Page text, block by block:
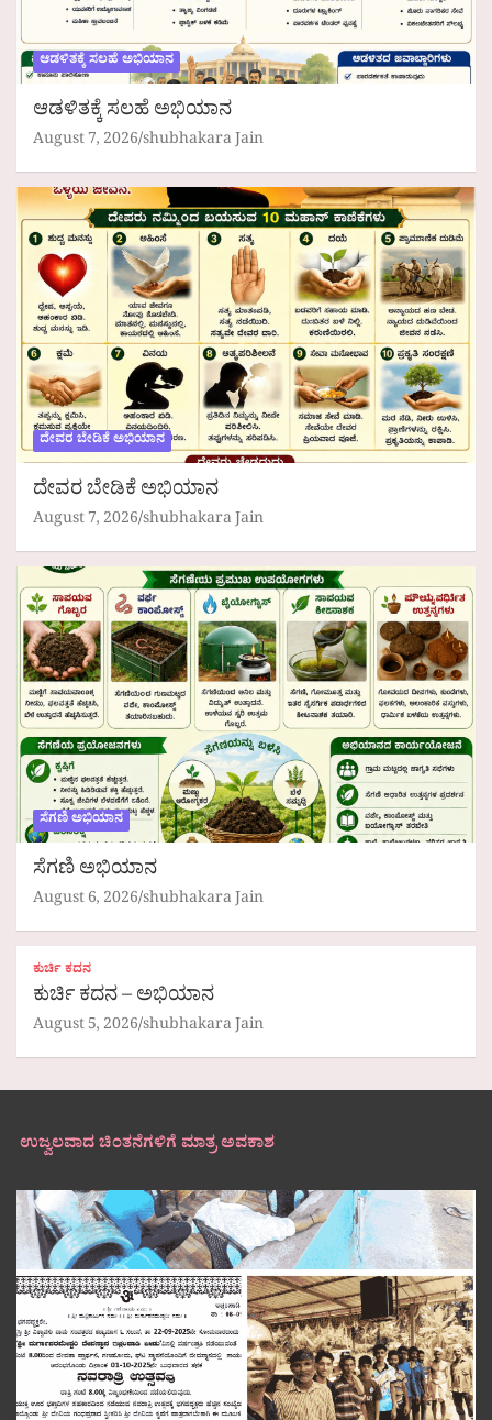
ಆಡಳಿತಕ್ಕೆ ಸಲಹೆ ಅಭಿಯಾನ
ಆಡಳಿತಕ್ಕೆ ಸಲಹೆ ಅಭಿಯಾನ
August 7, 2026 shubhakara Jain
ದೇವರ ಬೇಡಿಕೆ ಅಭಿಯಾನ
ದೇವರ ಬೇಡಿಕೆ ಅಭಿಯಾನ
August 7, 2026 shubhakara Jain
ಸೆಗಣಿ ಅಭಿಯಾನ
ಸೆಗಣಿ ಅಭಿಯಾನ
August 6, 2026 shubhakara Jain
ಕುರ್ಚಿ ಕದನ
ಕುರ್ಚಿ ಕದನ – ಅಭಿಯಾನ
August 5, 2026 shubhakara Jain
ಉಜ್ವಲವಾದ ಚಿಂತನೆಗಳಿಗೆ ಮಾತ್ರ ಅವಕಾಶ